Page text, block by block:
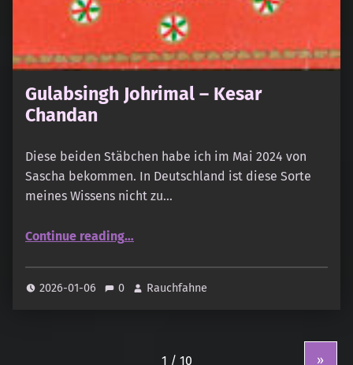
Gulabsingh Johrimal – Kesar
Chandan
Diese beiden Stäbchen habe ich im Mai 2024 von
Sascha bekommen. In Deutschland ist diese Sorte
meines Wissens nicht zu…
Continue reading…
2026-01-06 0 Rauchfahne
»